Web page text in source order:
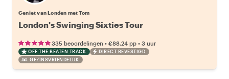
Geniet van Londen met Tom
London's Swinging Sixties Tour
335 beoordelingen • €88.24 pp • 3 uur
OFF THE BEATEN TRACK
DIRECT BEVESTIGD
GEZINSVRIENDELIJK